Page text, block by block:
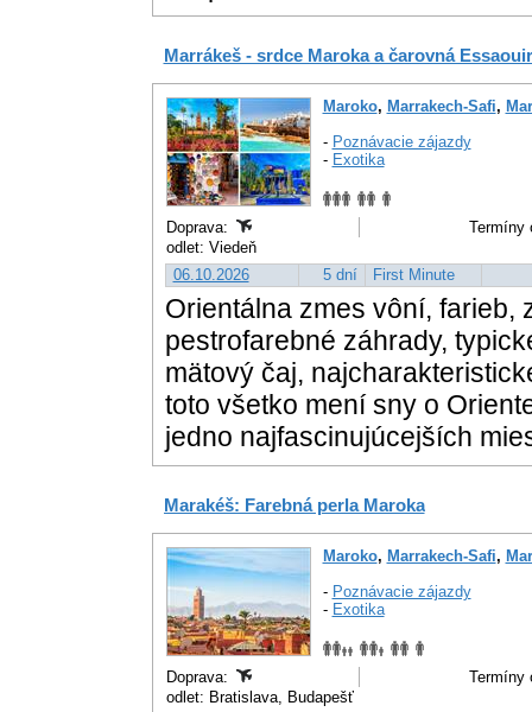
Marrákeš - srdce Maroka a čarovná
Maroko, Marrakech-Safi,
- Poznávacie zájazdy
- Exotika
Doprava:
Termíny
odlet: Viedeň
06.10.2026
5 dní First Minute
Orientálna zmes vôní, farieb,
pestrofarebné záhrady,
mätový čaj,
toto všetko mení sny o
jedno najfascinujúcejších
Marakéš: Farebná perla Maroka
Maroko, Marrakech-Safi,
- Poznávacie zájazdy
- Exotika
Doprava:
Termíny
odlet: Bratislava, Budapešť